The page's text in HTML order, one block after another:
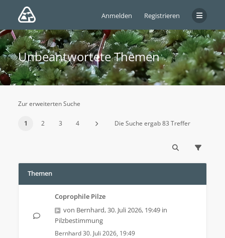
Anmelden Registrieren
Unbeantwortete Themen
Zur erweiterten Suche
1 2 3 4 Die Suche ergab 83 Treffer
Themen
Coprophile Pilze
von Bernhard,30. Juli 2026, 19:49 in
Pilzbestimmung
Bernhard30. Juli 2026, 19:49